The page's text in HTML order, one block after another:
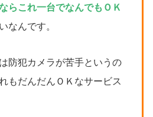
らこれ一台でなんでもＯＫ
なんです。
防犯カメラが苦手というの
もだんだんＯＫなサービス